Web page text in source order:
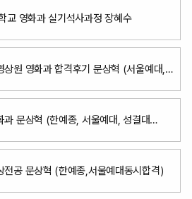
교 영화과 실기석사과정 장혜수
원 영화과 합격후기 문상혁 (서울예대,
문상혁 (한예종, 서울예대, 성결대
공 문상혁 (한예종,서울예대동시합격)